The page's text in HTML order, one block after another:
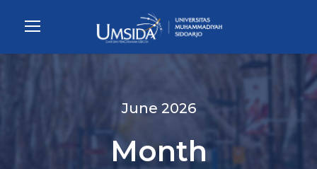
June 2026
Month